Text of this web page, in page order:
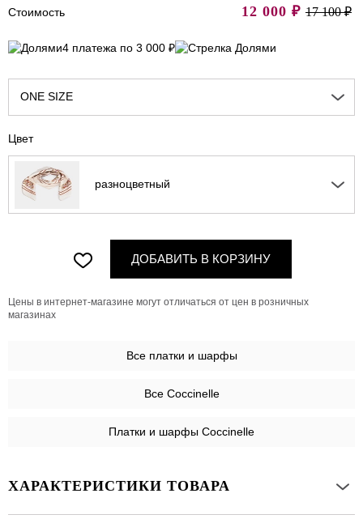
Стоимость
12 000 ₽ 17 100 ₽
4 платежа по 3 000 ₽
ONE SIZE
Цвет
разноцветный
ДОБАВИТЬ В КОРЗИНУ
Цены в интернет-магазине могут отличаться от цен в розничных
магазинах
Все платки и шарфы
Все Coccinelle
Платки и шарфы Coccinelle
ХАРАКТЕРИСТИКИ ТОВАРА